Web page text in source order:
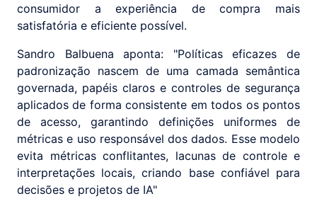
consumidor a experiência de compra mais
satisfatória e eficiente possível.
Sandro Balbuena aponta: "Políticas eficazes de
padronização nascem de uma camada semântica
governada, papéis claros e controles de segurança
aplicados de forma consistente em todos os pontos
de acesso, garantindo definições uniformes de
métricas e uso responsável dos dados. Esse modelo
evita métricas conflitantes, lacunas de controle e
interpretações locais, criando base confiável para
decisões e projetos de IA"